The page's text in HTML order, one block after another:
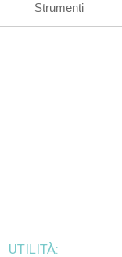
Strumenti
UTILITÀ: